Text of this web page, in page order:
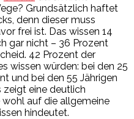
Grundsätzlich haftet
denn dieser muss
frei ist. Das wissen 14
gar nicht – 36 Prozent
42 Prozent der
wissen würden: bei den 25
und bei den 55 Jährigen
zeigt eine deutlich
auf die allgemeine
hindeutet.